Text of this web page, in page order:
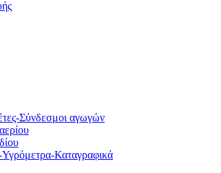
Σύνδεσμοι αγωγών
Καταγραφικά